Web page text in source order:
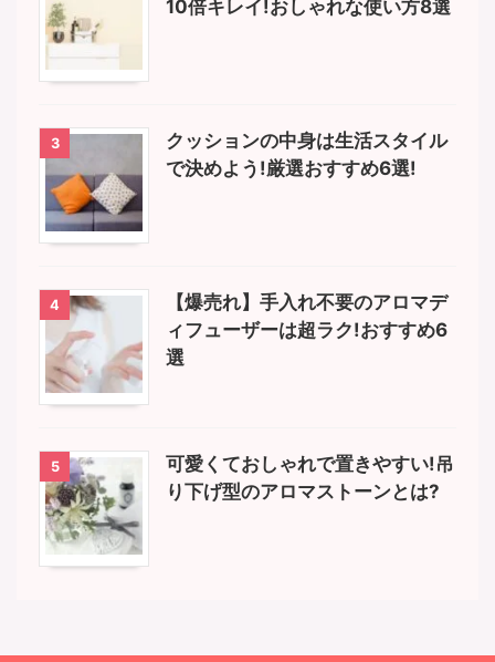
10倍キレイ!おしゃれな使い方8選
3
クッションの中身は生活スタイル
で決めよう!厳選おすすめ6選!
4
【爆売れ】手入れ不要のアロマデ
ィフューザーは超ラク!おすすめ6
選
5
可愛くておしゃれで置きやすい!吊
り下げ型のアロマストーンとは?